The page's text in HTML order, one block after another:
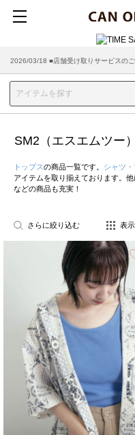
2026/03/18 ■店舗受け取りサービスの
SM2（エスエムツー
トップスの商品一覧です。 シャツ・
アイテムを取り揃えております。他
などの商品も充実！
さらに絞り込む 表